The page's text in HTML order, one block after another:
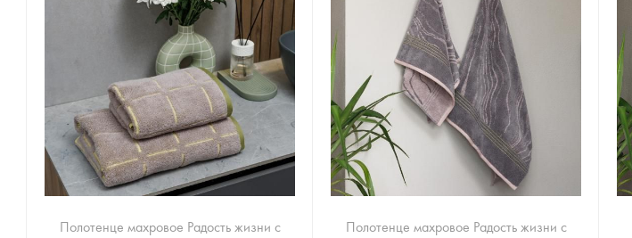
Полотенце махровое Радость жизни с
Полотенце махровое Радость жизни с